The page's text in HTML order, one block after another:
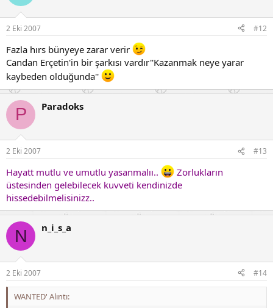
2 Eki 2007 #12
Fazla hırs bünyeye zarar verir
Candan Erçetin'in bir şarkısı vardır''Kazanmak neye yarar
kaybeden olduğunda''
P Paradoks
2 Eki 2007 #13
Hayatt mutlu ve umutlu yasanmalıı..
Zorlukların
üstesinden gelebilecek kuvveti kendinizde
hissedebilmelisinizz..
N n_i_s_a
2 Eki 2007 #14
WANTED' Alıntı: